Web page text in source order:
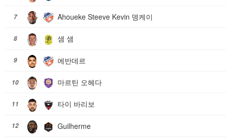
7 Ahoueke Steeve Kevin 뎅케이
8 샘 샘
9 에반데르
10 마르틴 오헤다
11 타이 바리보
12 Guilherme